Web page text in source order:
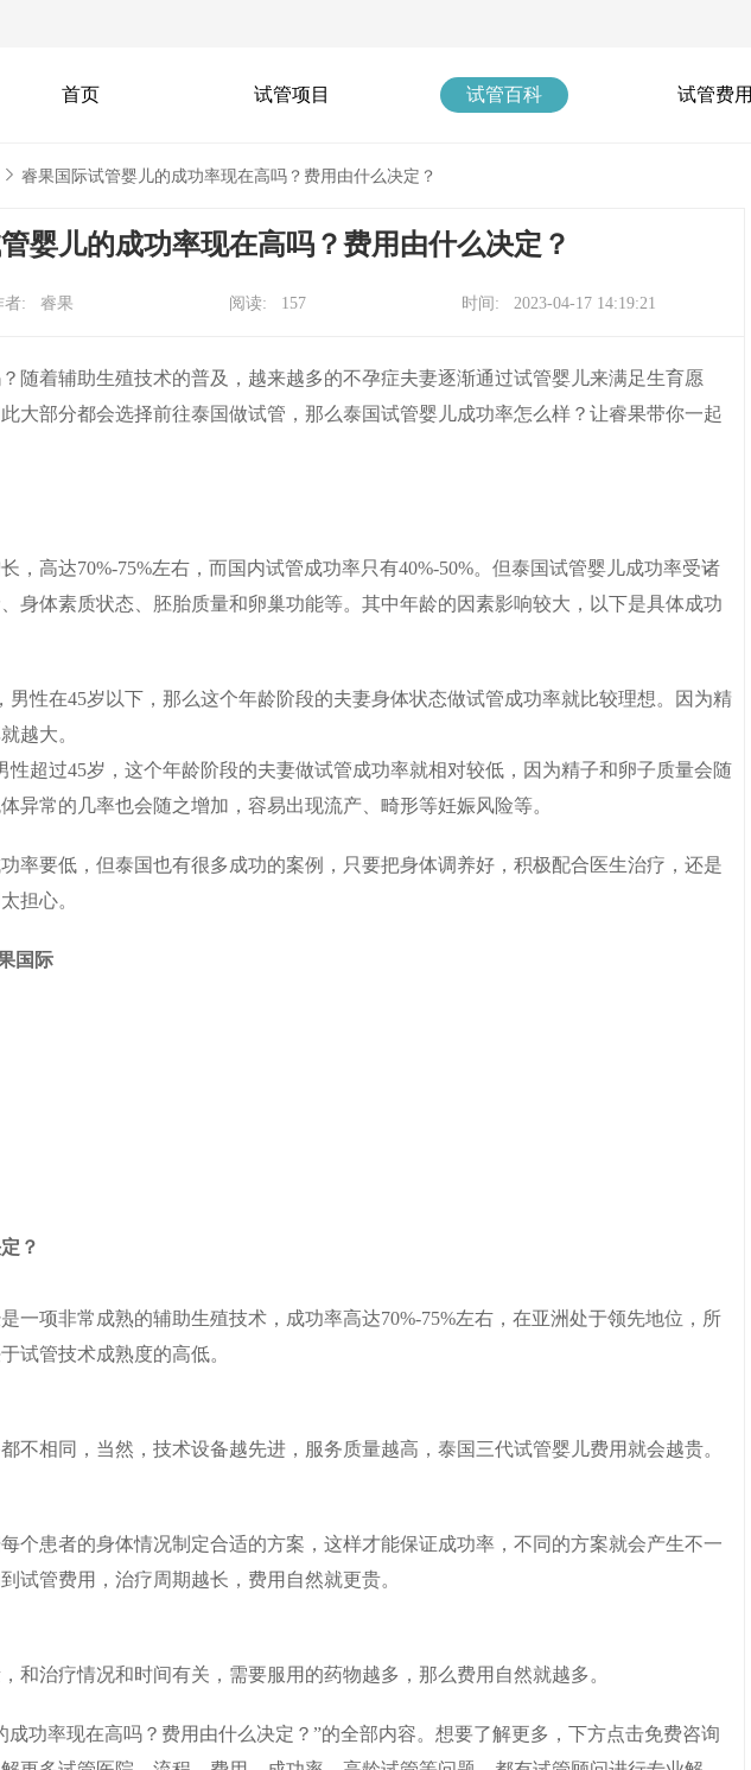
首页 试管项目 试管百科 试管费用
睿果国际试管婴儿的成功率现在高吗？费用由什么决定？
婴儿的成功率现在高吗？费用由什么决定？
者: 睿果 阅读: 157 时间: 2023-04-17 14:19:21
随着辅助生殖技术的普及，越来越多的不孕症夫妻逐渐通过试管婴儿来满足生育愿
大部分都会选择前往泰国做试管，那么泰国试管婴儿成功率怎么样？让睿果带你一起
，高达70%-75%左右，而国内试管成功率只有40%-50%。但泰国试管婴儿成功率受诸
身体素质状态、胚胎质量和卵巢功能等。其中年龄的因素影响较大，以下是具体成功
男性在45岁以下，那么这个年龄阶段的夫妻身体状态做试管成功率就比较理想。因为精
越大。
性超过45岁，这个年龄阶段的夫妻做试管成功率就相对较低，因为精子和卵子质量会随
异常的几率也会随之增加，容易出现流产、畸形等妊娠风险等。
率要低，但泰国也有很多成功的案例，只要把身体调养好，积极配合医生治疗，还是
担心。
？
一项非常成熟的辅助生殖技术，成功率高达70%-75%左右，在亚洲处于领先地位，所
试管技术成熟度的高低。
不相同，当然，技术设备越先进，服务质量越高，泰国三代试管婴儿费用就会越贵。
个患者的身体情况制定合适的方案，这样才能保证成功率，不同的方案就会产生不一
试管费用，治疗周期越长，费用自然就更贵。
和治疗情况和时间有关，需要服用的药物越多，那么费用自然就越多。
成功率现在高吗？费用由什么决定？”的全部内容。想要了解更多，下方点击免费咨询